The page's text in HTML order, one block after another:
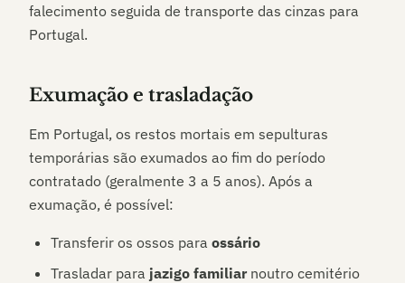
falecimento seguida de transporte das cinzas para
Portugal.
Exumação e trasladação
Em Portugal, os restos mortais em sepulturas
temporárias são exumados ao fim do período
contratado (geralmente 3 a 5 anos). Após a
exumação, é possível:
Transferir os ossos para ossário
Trasladar para jazigo familiar noutro cemitério